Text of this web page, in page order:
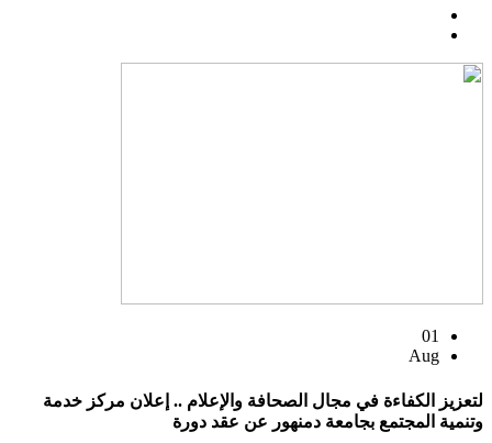
01
Aug
لتعزيز الكفاءة في مجال الصحافة والإعلام .. إعلان مركز خدمة
وتنمية المجتمع بجامعة دمنهور عن عقد دورة